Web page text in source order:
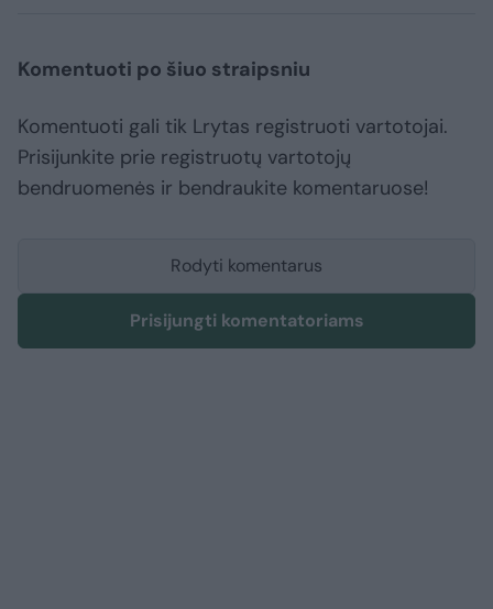
Komentuoti po šiuo straipsniu
Komentuoti gali tik Lrytas registruoti vartotojai.
Prisijunkite prie registruotų vartotojų
bendruomenės ir bendraukite komentaruose!
Rodyti komentarus
Prisijungti komentatoriams